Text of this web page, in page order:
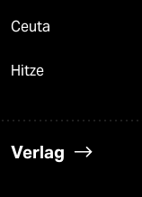
Ceuta
Hitze
Verlag